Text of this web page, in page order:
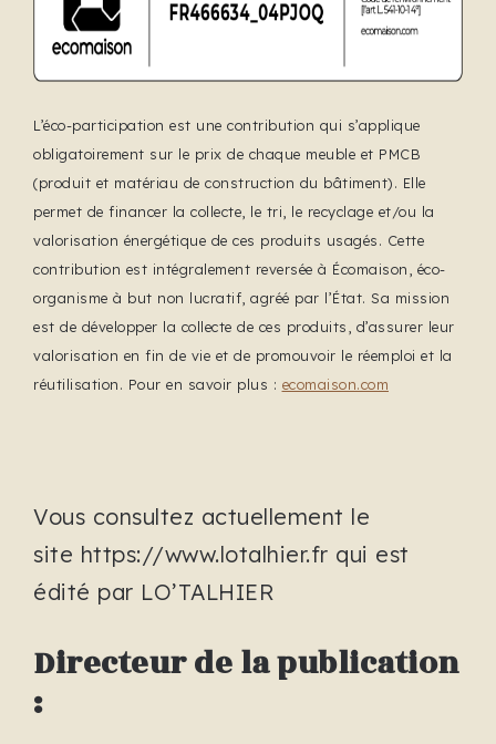
L’éco-participation est une contribution qui s’applique
obligatoirement sur le prix de chaque meuble et PMCB
(produit et matériau de construction du bâtiment). Elle
permet de financer la collecte, le tri, le recyclage et/ou la
valorisation énergétique de ces produits usagés. Cette
contribution est intégralement reversée à Écomaison, éco-
organisme à but non lucratif, agréé par l’État. Sa mission
est de développer la collecte de ces produits, d’assurer leur
valorisation en fin de vie et de promouvoir le réemploi et la
réutilisation. Pour en savoir plus : ecomaison.com
Vous consultez actuellement le
site https://www.lotalhier.fr qui est
édité par LO’TALHIER
Directeur de la publication
: